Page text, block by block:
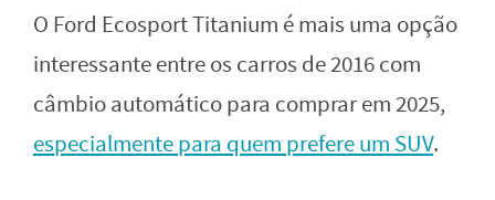
O Ford Ecosport Titanium é mais uma opção
interessante entre os carros de 2016 com
câmbio automático para comprar em 2025,
especialmente para quem prefere um SUV.